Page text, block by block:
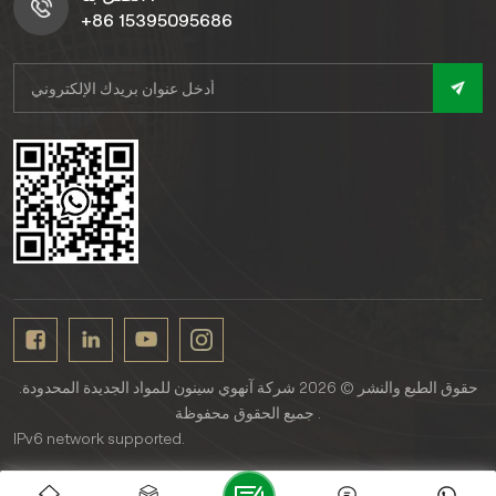
+86 15395095686
حقوق الطبع والنشر © 2026 شركة آنهوي سينون للمواد الجديدة المحدودة.
IPv6 network supported.